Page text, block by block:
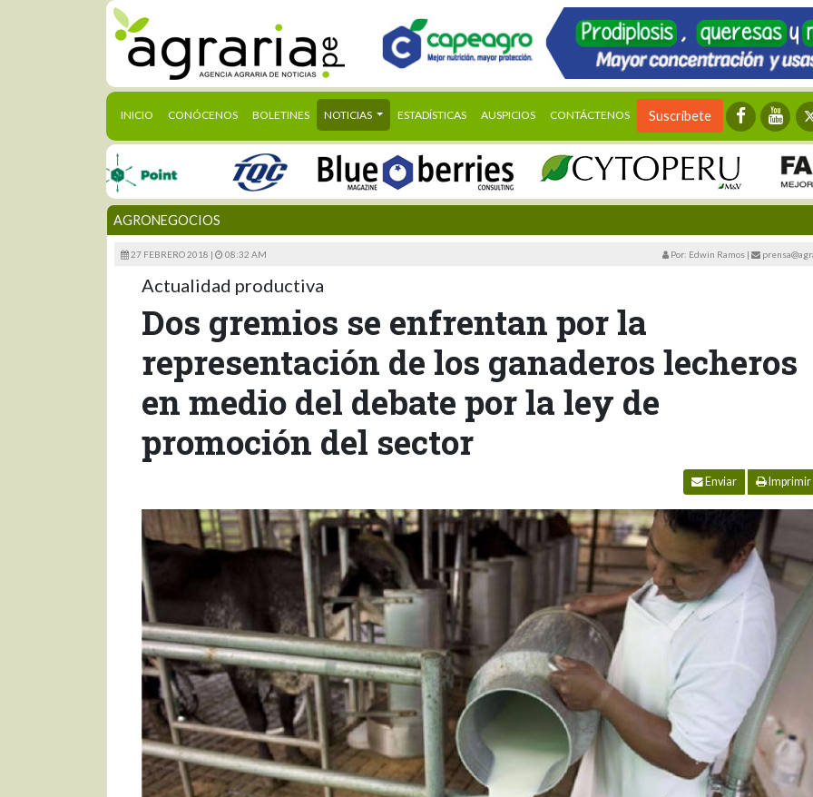
INICIO (CURRENT)
CONÓCENOS BOLETINES NOTICIAS ESTADÍSTICAS AUSPICIOS CONTÁCTENOS Suscríbete
AGRONEGOCIOS
27 FEBRERO 2018 | 08:32 AM Por: Edwin Ramos |
Actualidad productiva
Dos gremios se enfrentan por la
representación de los ganaderos lecheros
en medio del debate por la ley de
promoción del sector
Enviar Imprimir